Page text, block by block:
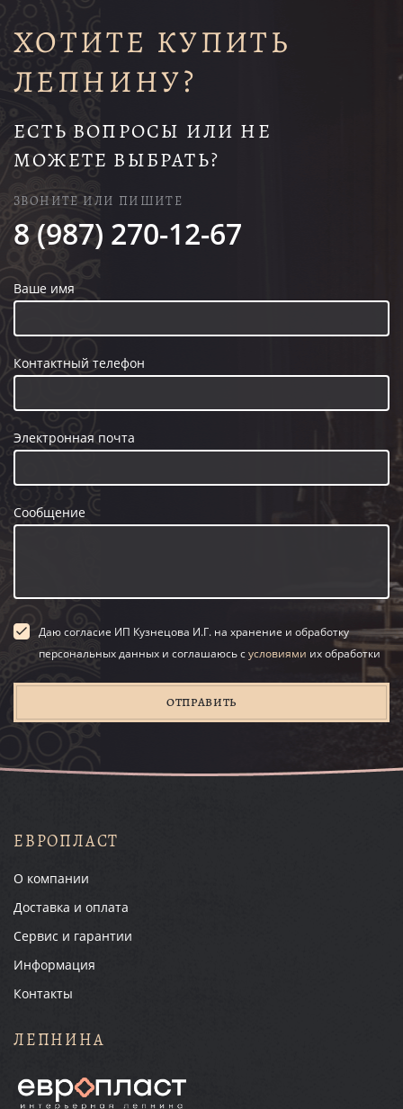
ХОТИТЕ КУПИТЬ
ЛЕПНИНУ?
ЕСТЬ ВОПРОСЫ ИЛИ НЕ
МОЖЕТЕ ВЫБРАТЬ?
ЗВОНИТЕ ИЛИ ПИШИТЕ
8 (987) 270-12-67
Ваше имя
Контактный телефон
Электронная почта
Сообщение
Даю согласие ИП Кузнецова И.Г. на хранение и обработку
персональных данных и соглашаюсь сусловиями их обработки
ОТПРАВИТЬ
ЕВРОПЛАСТ
О компании
Доставка и оплата
Сервис и гарантии
Информация
Контакты
ЛЕПНИНА